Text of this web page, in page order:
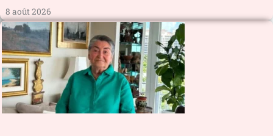
8 août 2026